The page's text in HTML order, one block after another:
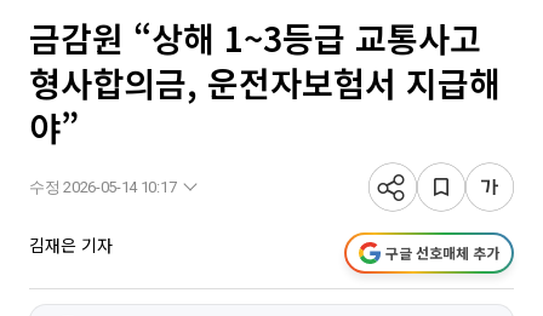
금감원 “상해 1~3등급 교통사고
형사합의금, 운전자보험서 지급해
야”
수정 2026-05-14 10:17
김재은 기자 구글 선호매체 추가